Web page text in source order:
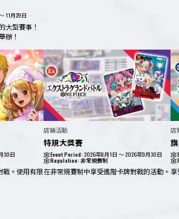
11月29日
大型賽事！
辦！
30日
戰。使用有限
店鋪活動
特規大獎賽
Event Period:2026年8月1日 ～ 2026年9月30日
Regulation:非常規賽制
在非常規賽制中享受進階卡牌對戰的活動。
店
享